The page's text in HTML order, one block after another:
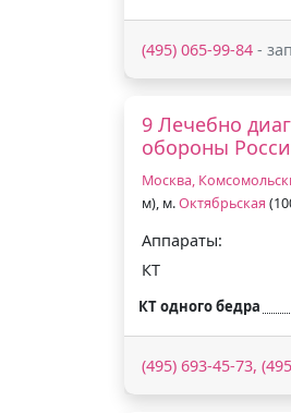
(495) 065-99-84 -
9 Лечебно
обороны
Москва,
м), м.Октябрьская
Аппараты:
КТ
КТ одного бедра
(495) 693-45-73,